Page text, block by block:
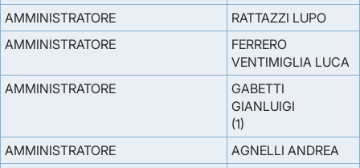
AMMINISTRATORE
RATTAZZI LUPO
AMMINISTRATORE
FERRERO
VENTIMIGLIA LUCA
AMMINISTRATORE
GABETTI
GIANLUIGI
(1)
AMMINISTRATORE
AGNELLI ANDREA